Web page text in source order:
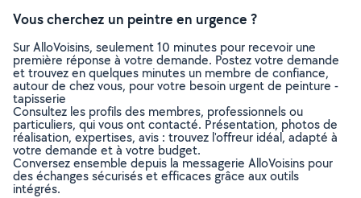
Vous cherchez un peintre en urgence ?
Sur AlloVoisins, seulement 10 minutes pour recevoir une
première réponse à votre demande. Postez votre demande
et trouvez en quelques minutes un membre de confiance,
autour de chez vous, pour votre besoin urgent de peinture -
tapisserie
Consultez les profils des membres, professionnels ou
particuliers, qui vous ont contacté. Présentation, photos de
réalisation, expertises, avis : trouvez l'offreur idéal, adapté à
votre demande et à votre budget.
Conversez ensemble depuis la messagerie AlloVoisins pour
des échanges sécurisés et efficaces grâce aux outils
intégrés.